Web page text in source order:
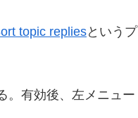
topic repliesというプ
。有効後、左メニュー